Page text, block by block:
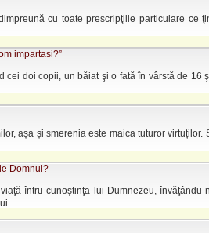
cu toate prescripţiile particulare ce
impartasi?”
cei doi copii, un băiat şi o fată în vârstă de 16
așa și smerenia este maica tuturor virtuților.
Domnul?
întru cunoştinţa lui Dumnezeu, învăţându-
.....